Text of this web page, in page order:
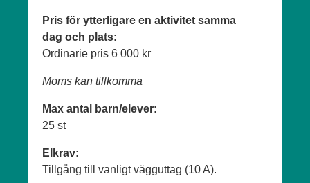
Pris för ytterligare en aktivitet samma
dag och plats:
Ordinarie pris 6 000 kr
Moms kan tillkomma
Max antal barn/elever:
25 st
Elkrav:
Tillgång till vanligt vägguttag (10 A).